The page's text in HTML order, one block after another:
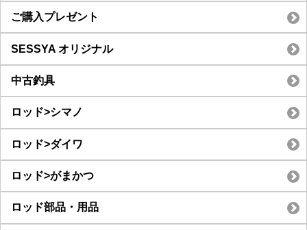
ご購入プレゼント
SESSYA オリジナル
中古釣具
ロッド>シマノ
ロッド>ダイワ
ロッド>がまかつ
ロッド部品・用品